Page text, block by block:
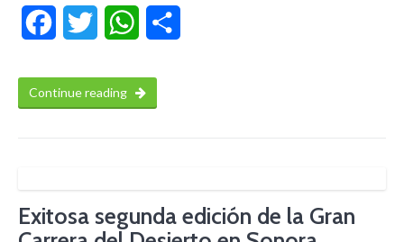
FacebookTwitter WhatsApp
Continue reading
Exitosa segunda edición de la Gran